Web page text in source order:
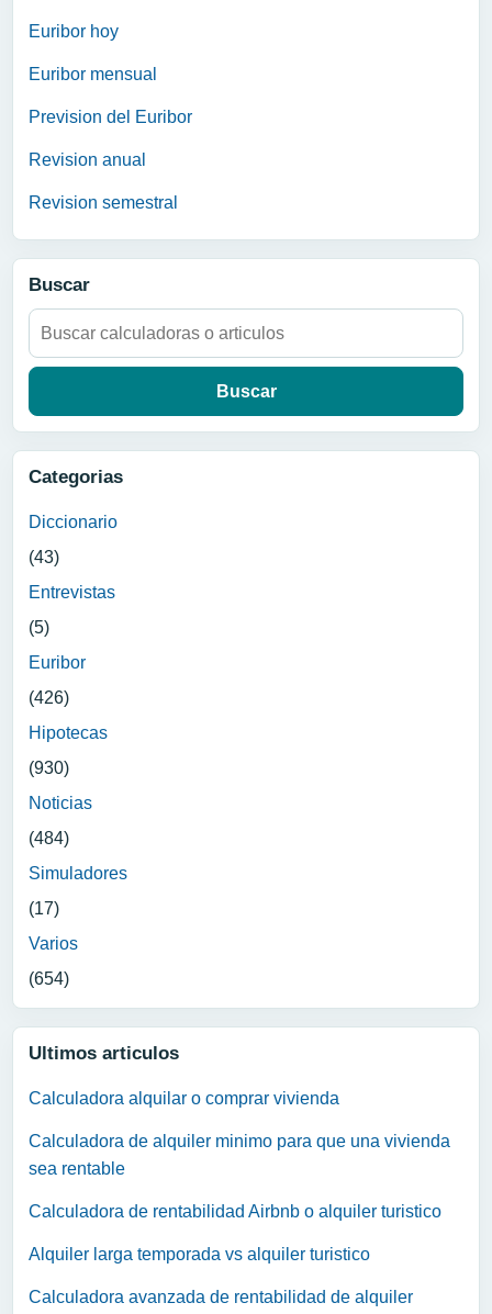
Euribor hoy
Euribor mensual
Prevision del Euribor
Revision anual
Revision semestral
Buscar
Buscar:
Categorias
Diccionario
(43)
Entrevistas
(5)
Euribor
(426)
Hipotecas
(930)
Noticias
(484)
Simuladores
(17)
Varios
(654)
Ultimos articulos
Calculadora alquilar o comprar vivienda
Calculadora de alquiler minimo para que una vivienda
sea rentable
Calculadora de rentabilidad Airbnb o alquiler turistico
Alquiler larga temporada vs alquiler turistico
Calculadora avanzada de rentabilidad de alquiler